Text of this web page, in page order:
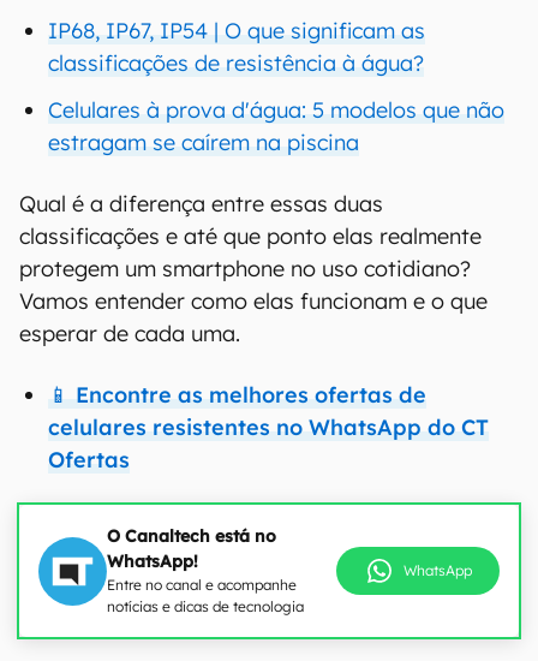
IP68, IP67, IP54 | O que significam as
classificações de resistência à água?
Celulares à prova d'água: 5 modelos que não
estragam se caírem na piscina
Qual é a diferença entre essas duas
classificações e até que ponto elas realmente
protegem um smartphone no uso cotidiano?
Vamos entender como elas funcionam e o que
esperar de cada uma.
📱 Encontre as melhores ofertas de
celulares resistentes no WhatsApp do CT
Ofertas
O Canaltech está no
WhatsApp!
Entre no canal e acompanhe
notícias e dicas de tecnologia
WhatsApp